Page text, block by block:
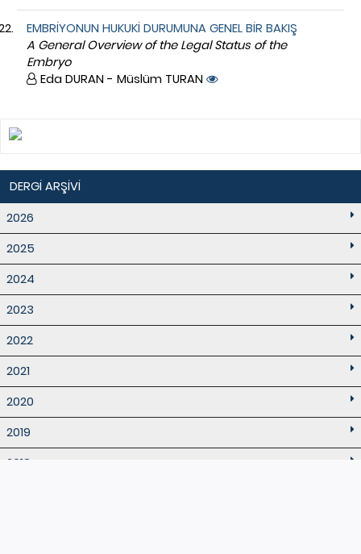
EMBRİYONUN HUKUKİ DURUMUNA GENEL BİR BAKIŞ
A General Overview of the Legal Status of the
Embryo
Eda DURAN - Müslüm TURAN
DERGİ ARŞİVİ
2026
2025
2024
2023
2022
2021
2020
2019
2018